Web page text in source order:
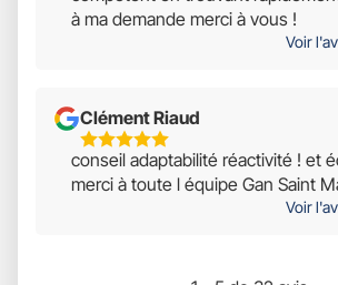
à ma demande merci à vous !
Voir
Clément Riaud
5
Étoiles
Sur
conseil adaptabilité réactivité ! et
merci à toute l équipe Gan Saint
Voir